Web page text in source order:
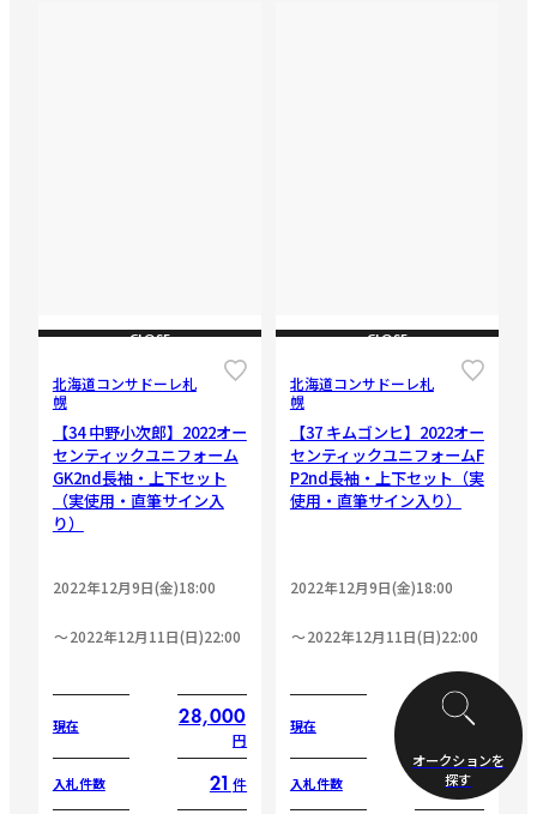
CLOSE
北海道コンサドーレ札
幌
【34 中野小次郎】2022オー
センティックユニフォーム
GK2nd長袖・上下セット
（実使用・直筆サイン入
り）
2022年12月9日(金)18:00
2022年12月11日(日)22:00
現在 28,000
円
入札件数 21 件
CLOSE
北海道コンサドーレ札
幌
【37 キムゴンヒ】2022オー
センティックユニフォームF
P2nd長袖・上下セット（実
使用・直筆サイン入り）
2022年12月9日(金)18:00
2022年12月11日(日)22:00
現在 38,500
入札件数 15件
オークションを
探す